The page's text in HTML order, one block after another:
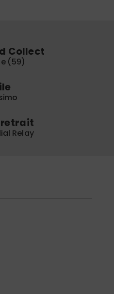
Collect
(59)
retrait
Relay